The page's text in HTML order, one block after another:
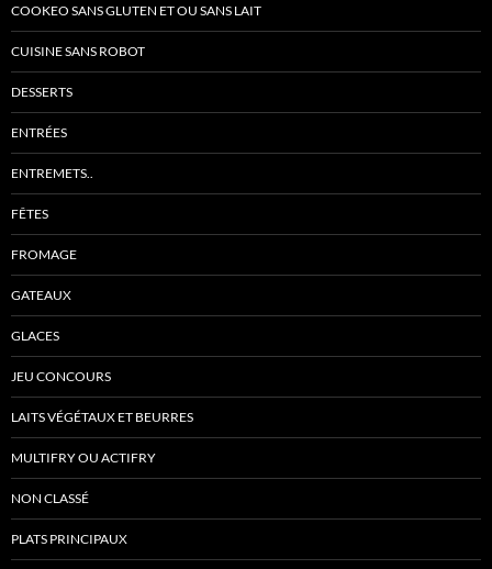
COOKEO SANS GLUTEN ET OU SANS LAIT
CUISINE SANS ROBOT
DESSERTS
ENTRÉES
ENTREMETS..
FÊTES
FROMAGE
GATEAUX
GLACES
JEU CONCOURS
LAITS VÉGÉTAUX ET BEURRES
MULTIFRY OU ACTIFRY
NON CLASSÉ
PLATS PRINCIPAUX